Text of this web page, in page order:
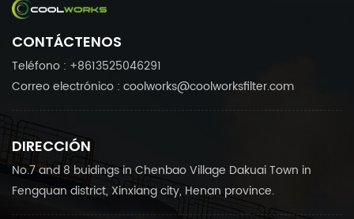
CONTÁCTENOS
Teléfono : +8613525046291
Correo electrónico : coolworks@coolworksfilter.com
DIRECCIÓN
No.7 and 8 buidings in Chenbao Village Dakuai Town in
Fengquan district, Xinxiang city, Henan province.